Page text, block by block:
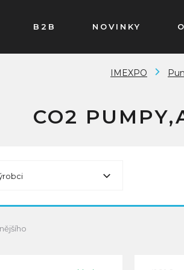
B2B NOVINKY
IMEXPO
CO2